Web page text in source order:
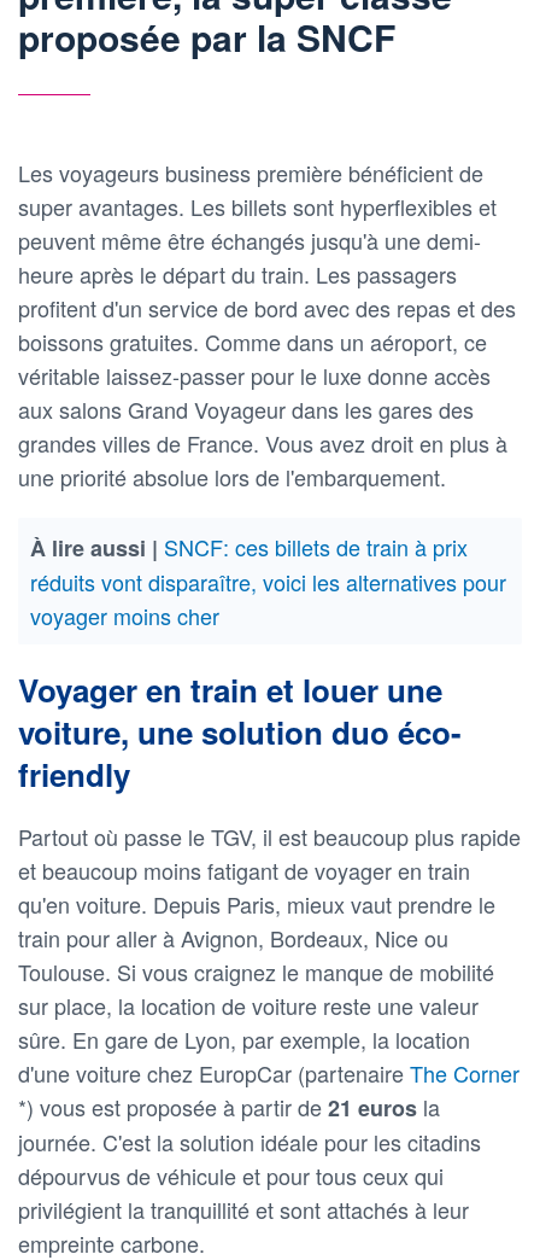
proposée par la SNCF
Les voyageurs business première bénéficient de
super avantages. Les billets sont hyperflexibles et
peuvent même être échangés jusqu'à une demi-
heure après le départ du train. Les passagers
profitent d'un service de bord avec des repas et des
boissons gratuites. Comme dans un aéroport, ce
véritable laissez-passer pour le luxe donne accès
aux salons Grand Voyageur dans les gares des
grandes villes de France. Vous avez droit en plus à
une priorité absolue lors de l'embarquement.
À lire aussi | SNCF: ces billets de train à prix
réduits vont disparaître, voici les alternatives pour
voyager moins cher
Voyager en train et louer une
voiture, une solution duo éco-
friendly
Partout où passe le TGV, il est beaucoup plus rapide
et beaucoup moins fatigant de voyager en train
qu'en voiture. Depuis Paris, mieux vaut prendre le
train pour aller à Avignon, Bordeaux, Nice ou
Toulouse. Si vous craignez le manque de mobilité
sur place, la location de voiture reste une valeur
sûre. En gare de Lyon, par exemple, la location
d'une voiture chez EuropCar (partenaireThe Corner
*) vous est proposée à partir de21 euros la
journée. C'est la solution idéale pour les citadins
dépourvus de véhicule et pour tous ceux qui
privilégient la tranquillité et sont attachés à leur
empreinte carbone.